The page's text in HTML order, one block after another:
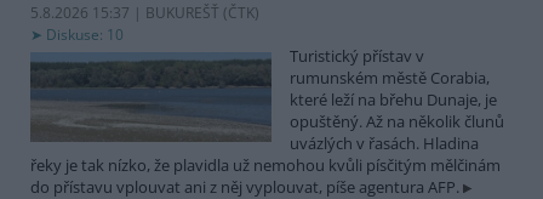
5.8.2026 15:37 | BUKUREŠŤ (ČTK)
Diskuse: 10
Turistický přístav v
rumunském městě Corabia,
které leží na břehu Dunaje, je
opuštěný. Až na několik člunů
uvázlých v řasách. Hladina
řeky je tak nízko, že plavidla už nemohou kvůli písčitým mělčinám
do přístavu vplouvat ani z něj vyplouvat, píše agentura AFP.